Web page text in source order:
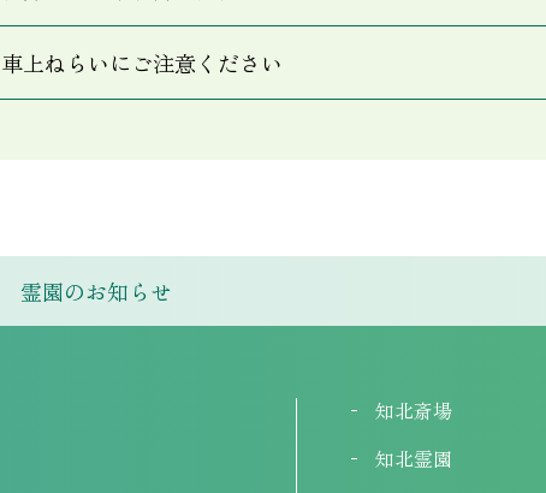
車上ねらいにご注意ください
霊園のお知らせ
知北斎場
知北霊園